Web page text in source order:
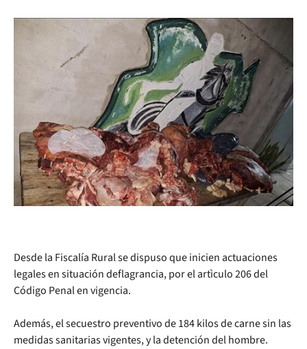
Desde la Fiscalía Rural se dispuso que inicien actuaciones
legales en situación deflagrancia, por el artìculo 206 del
Código Penal en vigencia.
Además, el secuestro preventivo de 184 kilos de carne sin las
medidas sanitarias vigentes, y la detención del hombre.